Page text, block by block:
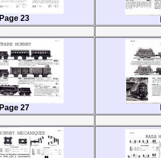
Page 23
Page 27